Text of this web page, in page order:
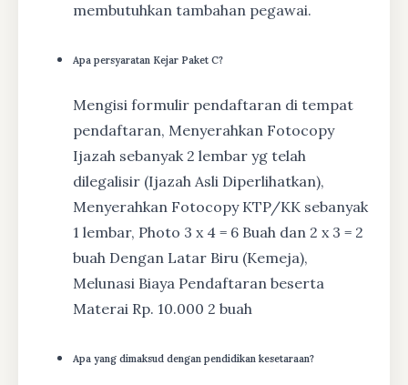
membutuhkan tambahan pegawai.
Apa persyaratan Kejar Paket C?
Mengisi formulir pendaftaran di tempat
pendaftaran, Menyerahkan Fotocopy
Ijazah sebanyak 2 lembar yg telah
dilegalisir (Ijazah Asli Diperlihatkan),
Menyerahkan Fotocopy KTP/KK sebanyak
1 lembar, Photo 3 x 4 = 6 Buah dan 2 x 3 = 2
buah Dengan Latar Biru (Kemeja),
Melunasi Biaya Pendaftaran beserta
Materai Rp. 10.000 2 buah
Apa yang dimaksud dengan pendidikan kesetaraan?